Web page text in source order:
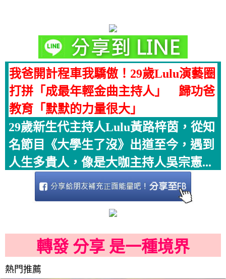
我爸開計程車我驕傲！29歲Lulu演藝圈
打拼「成最年輕金曲主持人」 歸功爸
教育「默默的力量很大」
29歲新生代主持人Lulu黃路梓茵，從知
名節目《大學生了沒》出道至今，遇到
人生多貴人，像是大咖主持人吳宗憲...
轉發 分享 是一種境界
熱門推薦